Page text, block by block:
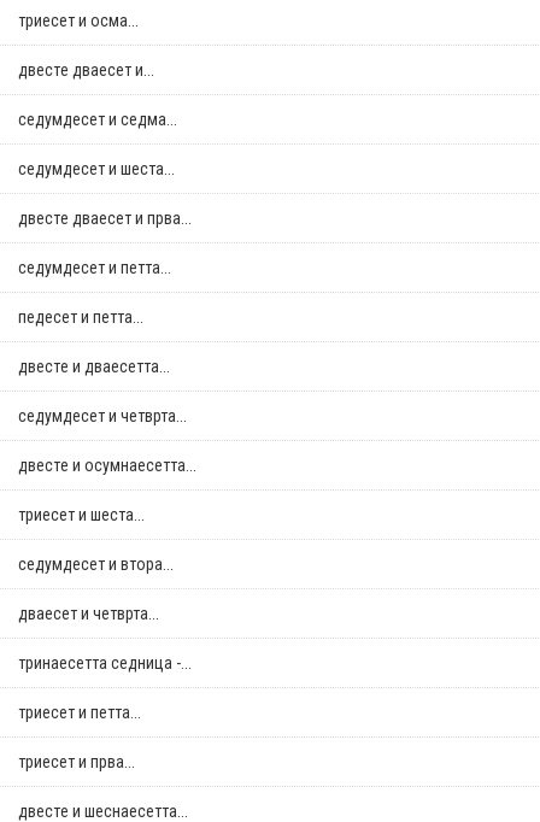
триесет и осма...
двестe дваесет и...
седумдесет и седма...
седумдесет и шеста...
двестe дваесет и прва...
седумдесет и петта...
педесет и петта...
двестe и дваесетта...
седумдесет и четврта...
двестe и осумнaесетта...
триесет и шеста...
седумдесет и втора...
дваесет и четврта...
тринаесетта седница -...
триесет и петта...
триесет и прва...
двестe и шеснаесетта...